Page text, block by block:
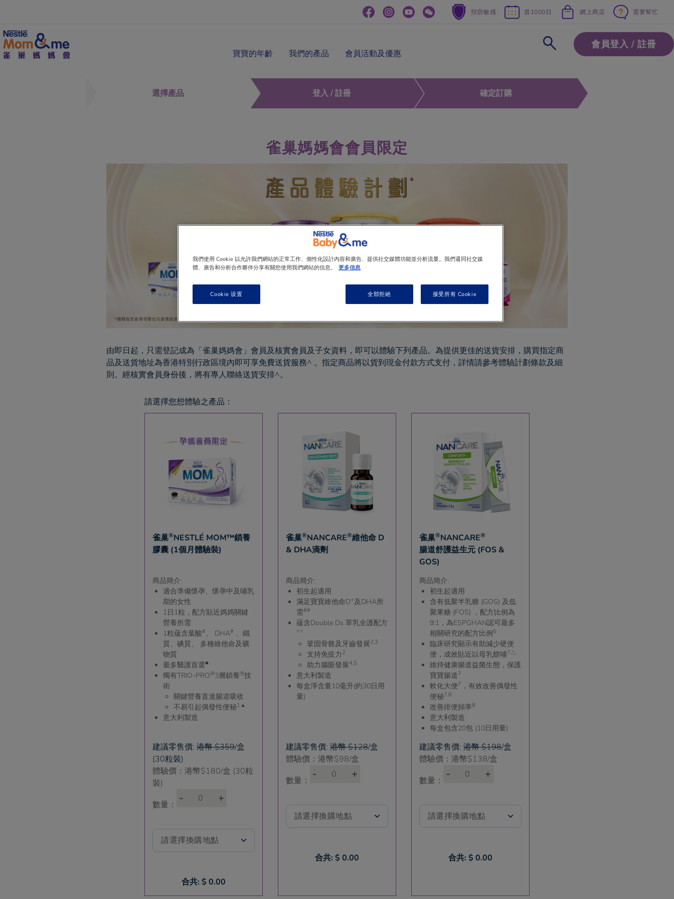
主
內
容
預防敏感 首1000日 網上商店 需要幫忙
寶寶的年齡 我們的產品
會員活動及優惠
會員登入 / 註冊
選擇產品 登入 / 註冊 確定訂購
雀巢媽媽會會員限定
由即日起，只需登記成為「雀巢媽媽會」會員及核實會員及子女資料，即可以體驗下列產品。為提供更佳的送貨安排，購買指定商
品及送貨地址為香港特別行政區境內即可享免費送貨服務^ 。指定商品將以貨到現金付款方式支付，詳情請參考體驗計劃條款及細
則。經核實會員身份後，將有專人聯絡送貨安排^。
請選擇您想體驗之產品：
雀巢®NESTLÉ MOM™鎖養
膠囊 (1個月體驗裝)
商品簡介:
適合準備懷孕、懷孕中及哺乳
期的女性
1日1粒，配方貼近媽媽關鍵
營養所需
1粒蘊含葉酸# 、 DHA# 、鐵
質、碘質、 多種維他命及礦
物質
最多醫護首選■
獨有TRIO-PRO®3層鎖養®技
術
關鍵營養直達腸道吸收
不易引起偶發性便秘1 ▲
意大利製造
建議零售價: 港幣 $359/盒
(30粒裝)
體驗價：港幣$180/盒 (30粒
裝)
數量： - +
合共: $ 0.00
雀巢®NANCARE®維他命 D
& DHA滴劑
商品簡介:
初生起適用
滿足寶寶維他命D+及DHA所
需##
蘊含Double Ds 萃乳全護配方
^^
鞏固骨骼及牙齒發展2,3
支持免疫力 2
助力腦眼發展4,5
意大利製造
每盒淨含量10毫升(約30日用
量)
建議零售價: 港幣 $128/盒
體驗價：港幣$98/盒
數量： - +
合共: $ 0.00
雀巢®NANCARE®
腸道舒護益生元 (FOS &
GOS)
商品簡介:
初生起適用
含有低聚半乳糖 (GOS) 及低
聚果糖 (FOS) ，配方比例為
9:1，為ESPGHAN認可最多
相關研究的配方比例 6
臨床研究顯示有助減少硬便
便，成效貼近以母乳餵哺7△
維持健康腸道益菌生態，保護
寶寶腸道7
軟化大便7 ，有效改善偶發性
便秘7,8
改善排便頻率8
意大利製造
每盒包含20包 (10日用量)
建議零售價: 港幣 $198/盒
體驗價：港幣$138/盒
數量： - +
合共: $ 0.00
我們使用 Cookie 以允許我們網站的正常工作、個性化設計內容和廣告、提供社交媒體功能並分析流量。我們還同社交媒
體、廣告和分析合作夥伴分享有關您使用我們網站的信息。
更多信息
全部拒絕 接受所有 Cookie
Cookie 设置